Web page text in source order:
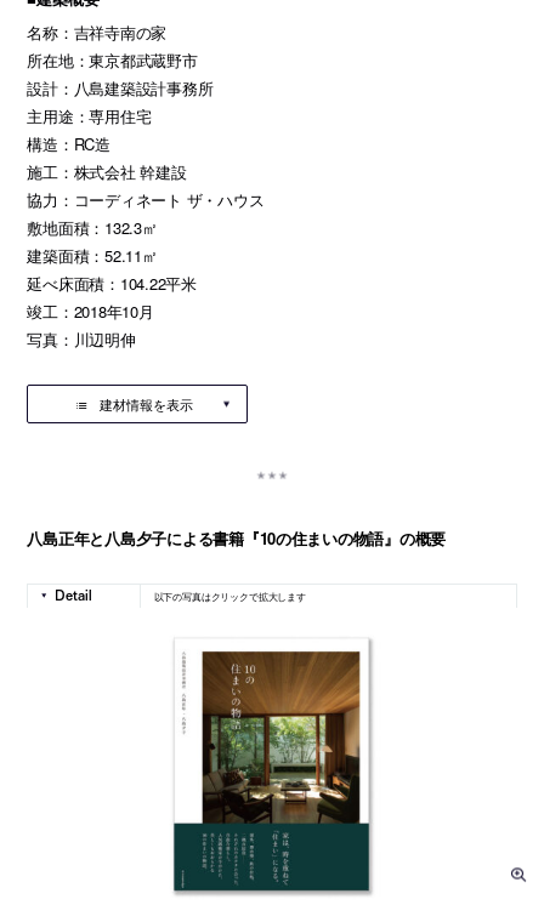
名称：吉祥寺南の家
所在地：東京都武蔵野市
設計：八島建築設計事務所
主用途：専用住宅
構造：RC造
施工：株式会社 幹建設
協力：コーディネート ザ・ハウス
敷地面積：132.3㎡
建築面積：52.11㎡
延べ床面積：104.22平米
竣工：2018年10月
写真：川辺明伸
建材情報を表示
八島正年と八島夕子による書籍『10の住まいの物語』の概要
以下の写真はクリックで拡大します